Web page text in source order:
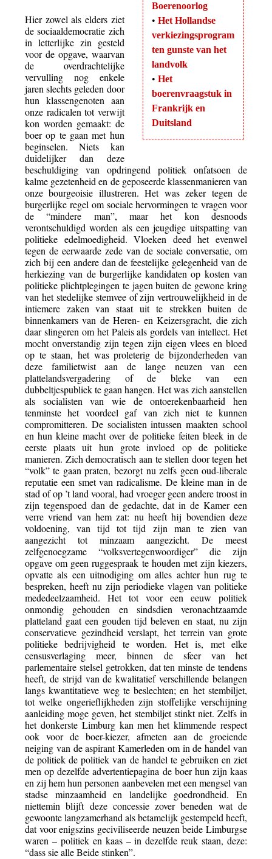
Boerenoorlog
• Het Hollandse
verkiezingsprogram
ten gunste van het
landvolk
• Het
boerenvraagstuk in
Frankrijk en
Duitsland
Hier zowel als elders ziet
de sociaaldemocratie zich
in letterlijke zin gesteld
voor de opgave, waarvan
de overdrachtelijke
vervulling nog enkele
jaren slechts geleden door
hun klassengenoten aan
onze radicalen tot verwijt
kon worden gemaakt: de
boer op te gaan met hun
beginselen. Niets kan
duidelijker dan deze
beschuldiging van opdringend politiek onfatsoen de
kalme gezetenheid en de geposeerde klassenmanieren van
onze bourgeoisie illustreren. Het was zeker tegen de
burgerlijke regel om sociale hervormingen te vragen voor
de “mindere man”, maar het kon desnoods
verontschuldigd worden als een jeugdige uitspatting van
politieke edelmoedigheid. Vloeken deed het evenwel
tegen de eerwaarde zede van de sociale conversatie, om
zich bij een andere dan de feestelijke gelegenheid van de
herkiezing van de burgerlijke kandidaten op kosten van
politieke plichtplegingen te jagen buiten de gewone kring
van het stedelijke stemvee of zijn vertrouwelijkheid in de
intiemere zaken van staat uit te strekken buiten de
binnenkamers van de Heren- en Keizersgracht, die zich
daar slingeren om het Paleis als gordels van intellect. Het
mocht onverstandig zijn tegen zijn eigen vlees en bloed
op te staan, het was proleterig de bijzonderheden van
deze familietwist aan de lange neuzen van een
plattelandsvergadering of de bleke van een
dubbeltjespubliek te gaan hangen. Het was zich aanstellen
als socialisten van wie de ontoerekenbaarheid hen
tenminste het voordeel gaf van zich niet te kunnen
compromitteren. De socialisten intussen maakten school
en hun kleine macht over de politieke feiten bleek in de
eerste plaats uit hun grote invloed op de politieke
manieren. Zich democratisch aan te stellen door tegen het
“volk” te gaan praten, bezorgt nu zelfs geen oud-liberale
reputatie een smet van radicalisme. De kleine man in de
stad of op ’t land vooral, had vroeger geen andere troost in
zijn tegenspoed dan de gedachte, dat in de Kamer een
verre vriend van hem zat: nu heeft hij bovendien deze
voldoening, van tijd tot tijd zijn man te zien van
aangezicht tot minzaam aangezicht. De meest
zelfgenoegzame “volksvertegenwoordiger” die zijn
opgave om geen ruggespraak te houden met zijn kiezers,
opvatte als een uitnodiging om alles achter hun rug te
bespreken, heeft nu zijn periodieke vlagen van politieke
mededeelzaamheid. Het tot voor een eeuw politiek
onmondig gehouden en sindsdien veronachtzaamde
platteland gaat een gouden tijd beleven en staat, nu zijn
conservatieve gezindheid verslapt, het terrein van grote
politieke bedrijvigheid te worden. Het is, met elke
censusverlaging meer, binnen de sfeer van het
parlementaire stelsel getrokken, dat ten minste de tendens
heeft, de strijd van de kwalitatief verschillende belangen
langs kwantitatieve weg te beslechten; en het stembiljet,
tot welke ongerieflijkheden zijn stoffelijke verschijning
aanleiding moge geven, het stembiljet stinkt niet. Zelfs in
het donkerste Limburg kan men het klimmende respect
ook voor de boer-kiezer, afmeten aan de groeiende
neiging van de aspirant Kamerleden om in de handel van
de politiek de politiek van de handel te gebruiken en ziet
men op dezelfde advertentiepagina de boer hun zijn kaas
en zij hem hun personen aanbevelen met een mengsel van
stadse minzaamheid en landelijke goedrondheid. En
niettemin blijft deze concessie zover beneden wat de
gewoonte langzamerhand als betamelijk gestempeld heeft,
dat voor enigszins geciviliseerde neuzen beide Limburgse
waren – politiek en kaas – in dezelfde reuk staan, deze:
“dass sie alle Beide stinken”.